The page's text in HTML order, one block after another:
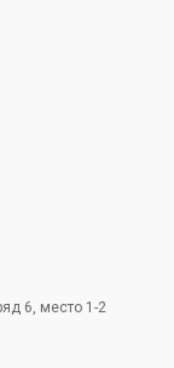
6, место 1-2